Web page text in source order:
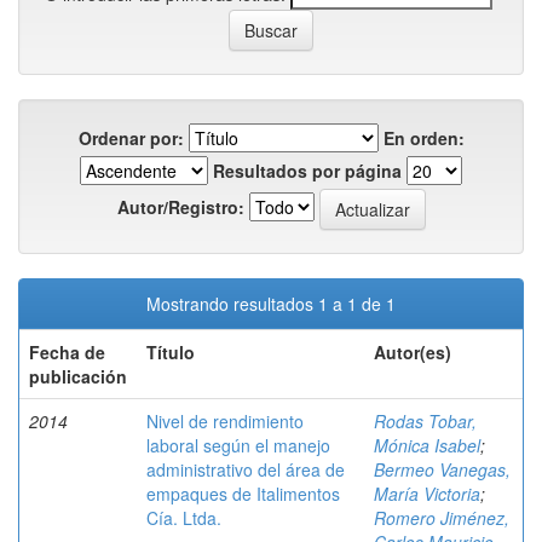
Ordenar por:
En orden:
Resultados por página
Autor/Registro:
Mostrando resultados 1 a 1 de 1
Fecha de
publicación
Título Autor(es)
2014
Nivel de rendimiento
laboral según el manejo
administrativo del área de
empaques de Italimentos
Cía. Ltda.
Rodas Tobar,
Mónica Isabel;
Bermeo Vanegas,
María Victoria;
Romero Jiménez,